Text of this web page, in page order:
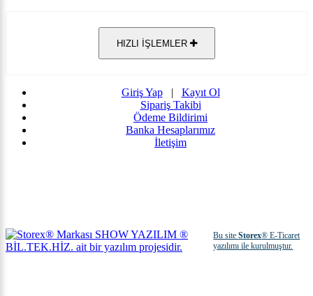
HIZLI İŞLEMLER
Giriş Yap| Kayıt Ol
Sipariş Takibi
Ödeme Bildirimi
Banka Hesaplarımız
İletişim
Bu siteStorex® E-Ticaret
yazılımı ile kurulmuştur.